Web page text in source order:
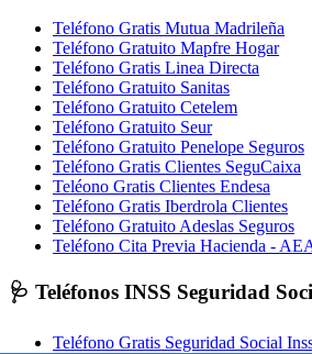
Teléfono Gratis Mutua Madrileña
Teléfono Gratuito Mapfre Hogar
Teléfono Gratis Linea Directa
Teléfono Gratuito Sanitas
Teléfono Gratuito Cetelem
Teléfono Gratuito Seur
Teléfono Gratuito Penelope Seguros
Teléfono Gratis Clientes SeguCaixa
Teléono Gratis Clientes Endesa
Teléfono Gratis Iberdrola Clientes
Teléfono Gratuito Adeslas Seguros
Teléfono Cita Previa Hacienda -
🩺 Teléfonos INSS Seguridad
Teléfono Gratis Seguridad Social